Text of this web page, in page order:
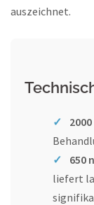
auszeichnet.
650
liefert